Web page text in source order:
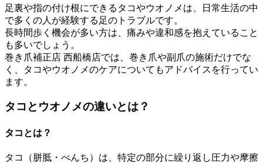
足裏や指の付け根にできるタコやウオノメは、日常生活の中
で多くの人が経験する足のトラブルです。
長時間歩く機会が多い方は、痛みや違和感を抱えていること
も多いでしょう。
巻き爪補正店 西船橋店では、巻き爪や副爪の施術だけでな
く、タコやウオノメのケアについてもアドバイスを行ってい
ます。
タコとウオノメの違いとは？
タコとは？
タコ（胼胝・べんち）は、特定の部分に繰り返し圧力や摩擦